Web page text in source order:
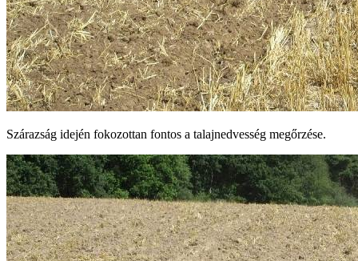
Szárazság idején fokozottan fontos a talajnedvesség megőrzése.